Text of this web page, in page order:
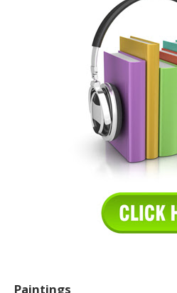
Paintings